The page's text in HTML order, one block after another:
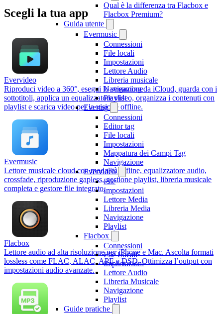
Qual è la differenza tra Flacbox e
Flacbox Premium?
Guida utente
Evermusic
Connessioni
File locali
Impostazioni
Lettore Audio
Libreria musicale
Navigazione
Playlist
Evertag
Connessioni
Editor tag
File locali
Impostazioni
Mappatura dei Campi Tag
Navigazione
Evervideo
File
Impostazioni
Lettore Media
Libreria Media
Navigazione
Playlist
Flacbox
Connessioni
File Locali
Impostazioni
Lettore Audio
Libreria Musicale
Navigazione
Playlist
Guide pratiche
Scegli la tua app
Evervideo
Riproduci video a 360°, esegui lo streaming da iCloud, guarda con i
sottotitoli, applica un equalizzatore video, organizza i contenuti con
playlist e scarica video per la visione offline.
Evermusic
Lettore musicale cloud con modalità offline, equalizzatore audio,
crossfade, riproduzione gapless, gestione playlist, libreria musicale
completa e gestore file integrato.
Flacbox
Lettore audio ad alta risoluzione per iPhone e Mac. Ascolta formati
lossless come FLAC, ALAC, APE e DSD. Ottimizza l’output con
impostazioni audio avanzate.